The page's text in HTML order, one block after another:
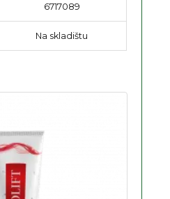
6717089
Na skladištu